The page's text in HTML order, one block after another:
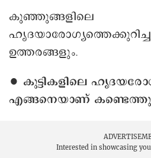
കുഞ്ഞുങ്ങളിലെ
ഉത്തരങ്ങളും.
∙ കുട്ടികളിലെ
എങ്ങനെയാണ്
Interested in showcasing